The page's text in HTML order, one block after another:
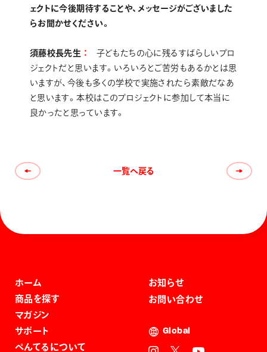
ェクトに今後期待することや、メッセージがございました
らお聞かせください。
須藤校長先生
子どもたちの心に残るすばらしいプロ
ジェクトだと思います。いろいろとご苦労もあるかとは思
いますが、今後も多くの学校で実施されたら素敵だなあ
と思います。本校はこのプロジェクトに参加して本当に
良かったと思っています。
一覧へ戻る
ホーム
商品を探す
マガジン
サポート
ぺんてるについて
お知らせ
お問い合わせ
Global